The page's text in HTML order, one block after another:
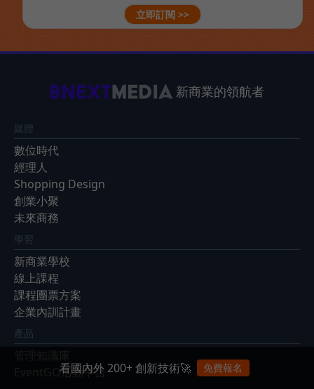
立即訂閱 >>
新商業的領航者
媒體
數位時代
經理人
Shopping Design
創業小聚
未來商務
學習
新商業學校
線上課程
課程團票方案
企業內訓計畫
產品
EventGO活動平台
看國內外 200+ 創新技術🚀 免費報名